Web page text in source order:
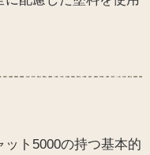
ット5000の持つ基本的